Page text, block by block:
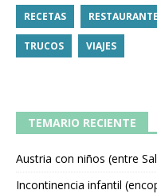
RECETAS
TRUCOS VIAJES
TEMARIO RECIENTE
Austria con niños (entre
Incontinencia infantil